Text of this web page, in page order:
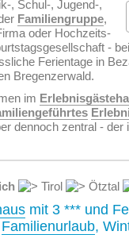
, Schul-, Jugend-,
Familiengruppe,
oder Hochzeits-
-
Ferientage in
Bregenzerwald.
im
dennoch zentral - der
Tirol Ötztal
mit 3 *** und
Familienurlaub,